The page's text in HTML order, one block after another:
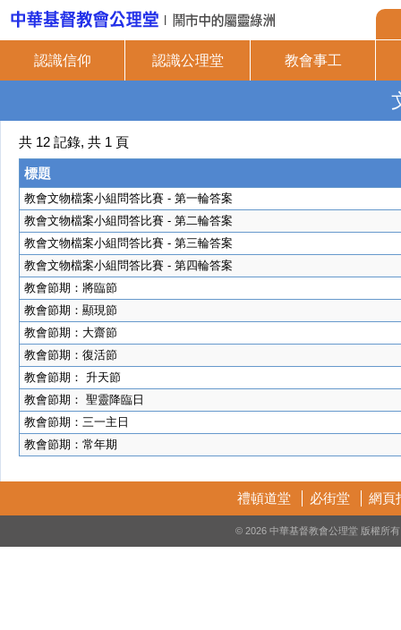
認識信仰 認識公理堂 教會事工
共 12 記錄, 共 1 頁
標題
教會文物檔案小組問答比賽 - 第一輪答案
教會文物檔案小組問答比賽 - 第二輪答案
教會文物檔案小組問答比賽 - 第三輪答案
教會文物檔案小組問答比賽 - 第四輪答案
教會節期：將臨節
教會節期：顯現節
教會節期：大齋節
教會節期：復活節
教會節期： 升天節
教會節期： 聖靈降臨日
教會節期：三一主日
教會節期：常年期
禮頓道堂 必街堂 網頁
© 2026 中華基督教會公理堂 版權所